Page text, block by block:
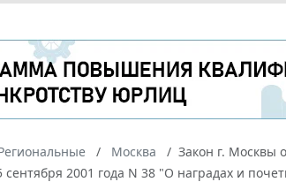
Москва
Закон г. Москвы
2001 года N 38 "О наградах и